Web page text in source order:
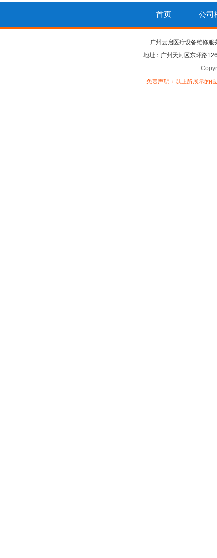
首页 公司
广州云启医疗设备维修服
地址：广州天河区东环路
免责声明：以上所展示的